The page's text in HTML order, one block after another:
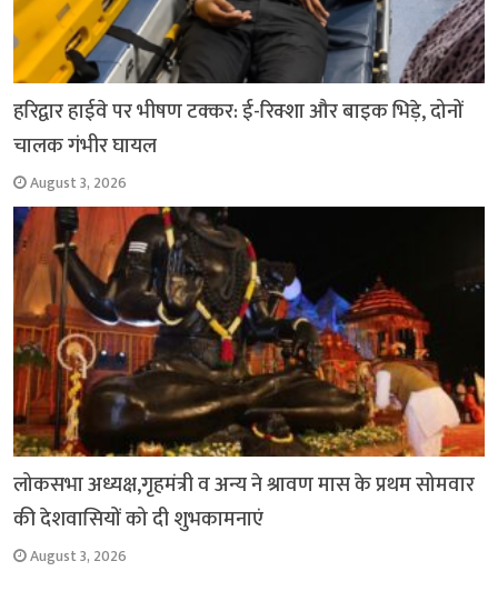
हरिद्वार हाईवे पर भीषण टक्कर: ई-रिक्शा और बाइक भिड़े, दोनों
चालक गंभीर घायल
August 3, 2026
लोकसभा अध्यक्ष,गृहमंत्री व अन्य ने श्रावण मास के प्रथम सोमवार
की देशवासियों को दी शुभकामनाएं
August 3, 2026